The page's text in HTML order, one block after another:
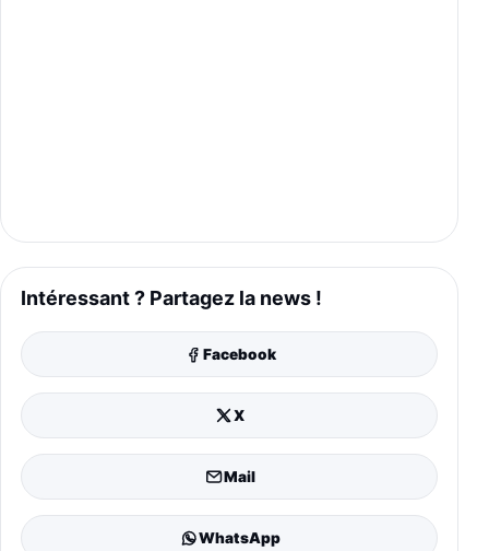
Intéressant ? Partagez la news !
Facebook
X
Mail
WhatsApp